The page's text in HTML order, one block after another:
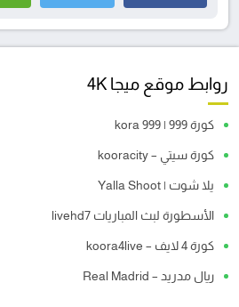
روابط موقع ميجا 4K
كورة 999 | kora 999
كورة سيتي – kooracity
يلا شوت | Yalla Shoot
الأسطورة لبث المباريات livehd7
كورة 4 لايف – koora4live
ريال مدريد – Real Madrid